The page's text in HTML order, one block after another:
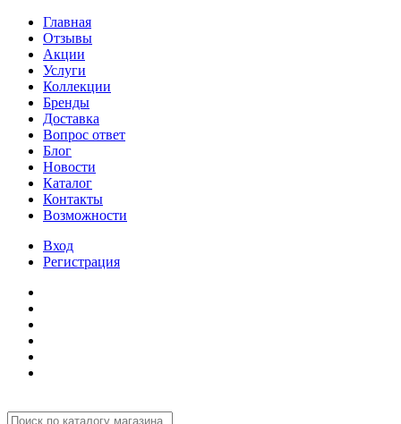
Главная
Отзывы
Акции
Услуги
Коллекции
Бренды
Доставка
Вопрос ответ
Блог
Новости
Каталог
Контакты
Возможности
Вход
Регистрация